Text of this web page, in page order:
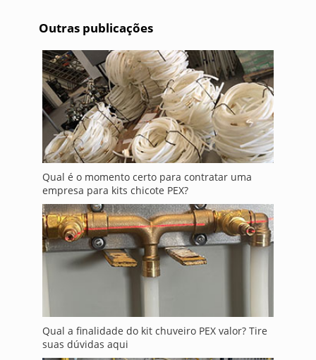
Outras publicações
Qual é o momento certo para contratar uma
empresa para kits chicote PEX?
Qual a finalidade do kit chuveiro PEX valor? Tire
suas dúvidas aqui